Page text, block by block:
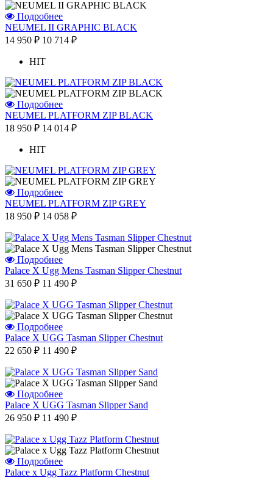
Подробнее
NEUMEL II GRAPHIC BLACK
14 950 ₽ 10 714 ₽
HIT
Подробнее
NEUMEL PLATFORM ZIP BLACK
18 950 ₽ 14 014 ₽
HIT
Подробнее
NEUMEL PLATFORM ZIP GREY
18 950 ₽ 14 058 ₽
Подробнее
Palace X Ugg Mens Tasman Slipper Chestnut
31 650 ₽ 11 490 ₽
Подробнее
Palace X UGG Tasman Slipper Chestnut
22 650 ₽ 11 490 ₽
Подробнее
Palace X UGG Tasman Slipper Sand
26 950 ₽ 11 490 ₽
Подробнее
Palace x Ugg Tazz Platform Chestnut